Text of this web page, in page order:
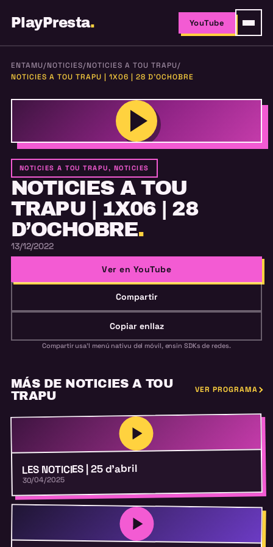
PlayPresta. YouTube
ENTAMU/NOTICIES/NOTICIES A TOU TRAPU/
NOTICIES A TOU TRAPU | 1X06 | 28 D’OCHOBRE
NOTICIES A TOU TRAPU, NOTICIES
NOTICIES A TOU
TRAPU | 1X06 | 28
D’OCHOBRE.
13/12/2022
Ver en YouTube
Compartir
Copiar enllaz
Compartir usa'l menú nativu del móvil, ensin SDKs de redes.
MÁS DE NOTICIES A TOU
TRAPU
VER PROGRAMA
LES NOTICIES | 25 d’abril
30/04/2025